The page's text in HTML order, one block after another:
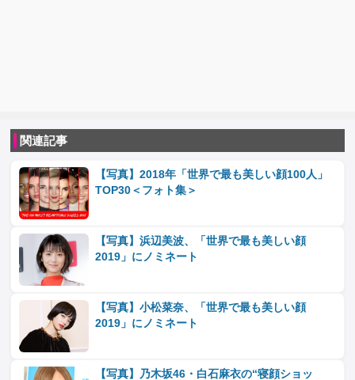
関連記事
【写真】2018年「世界で最も美しい顔100人」
TOP30＜フォト集＞
【写真】浜辺美波、「世界で最も美しい顔
2019」にノミネート
【写真】小松菜奈、「世界で最も美しい顔
2019」にノミネート
【写真】乃木坂46・白石麻衣の“寝顔ショッ